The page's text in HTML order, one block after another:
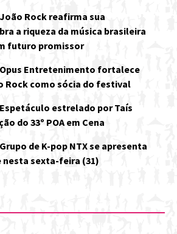
João Rock reafirma sua
a riqueza da música brasileira
futuro promissor
Opus Entretenimento fortalece
Rock como sócia do festival
Espetáculo estrelado por Taís
do 33º POA em Cena
Grupo de K-pop NTX se apresenta
nesta sexta-feira (31)